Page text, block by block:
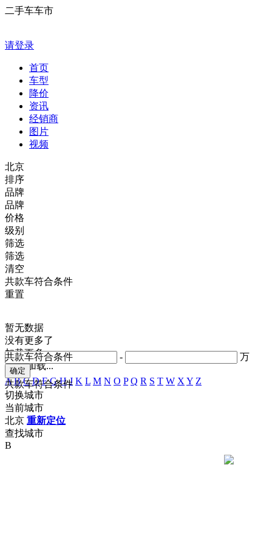
二手车车市
请登录
首页
车型
降价
资讯
经销商
图片
视频
北京
排序
品牌
品牌
价格
- 万
共款车符合条件
级别
共款车符合条件
筛选
筛选
清空
共款车符合条件
重置
暂无数据
没有更多了
加载更多
正在加载...
A B C D F G H J K L M N O P Q R S T W X Y Z
切换城市
当前城市
北京 重新定位
查找城市
B